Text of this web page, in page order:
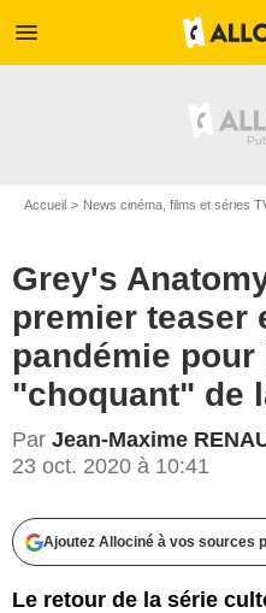
menu
Accueil News cinéma, films et séries
Grey's
premier teaser
pandémie
"choquant" de
Par Jean-Maxime
23 oct. 2020 à 10:41
Ajoutez Allociné à vos sources
Le retour de la série